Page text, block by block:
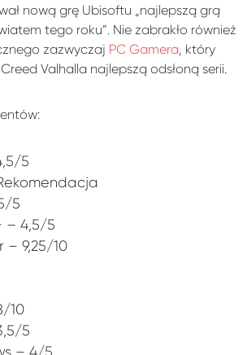
nową grę Ubisoftu „najlepszą grą
tego roku”. Nie zabrakło również
zazwyczaj PC Gamera, który
Creed Valhalla najlepszą odsłoną serii.
5
5
– 4,5/5
– 9,25/10
10
5